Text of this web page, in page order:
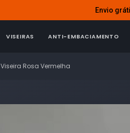
Envio
VISEIRAS ANTI-EMBACIAMENTO
Viseira Rosa Vermelha